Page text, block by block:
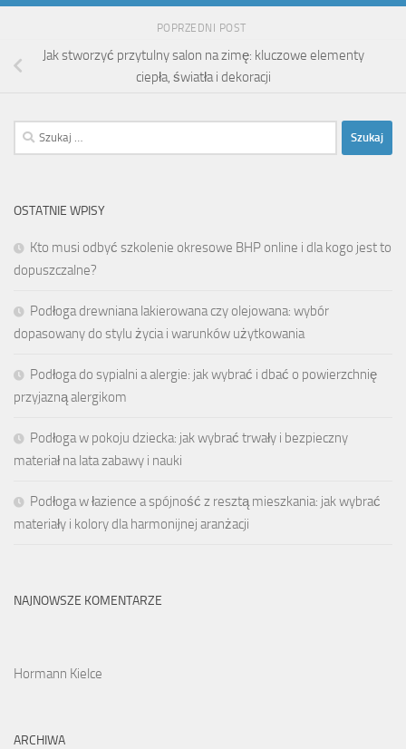
POPRZEDNI POST
Jak stworzyć przytulny salon na zimę: kluczowe elementy
ciepła, światła i dekoracji
Szukaj:
OSTATNIE WPISY
Kto musi odbyć szkolenie okresowe BHP online i dla kogo jest to
dopuszczalne?
Podłoga drewniana lakierowana czy olejowana: wybór
dopasowany do stylu życia i warunków użytkowania
Podłoga do sypialni a alergie: jak wybrać i dbać o powierzchnię
przyjazną alergikom
Podłoga w pokoju dziecka: jak wybrać trwały i bezpieczny
materiał na lata zabawy i nauki
Podłoga w łazience a spójność z resztą mieszkania: jak wybrać
materiały i kolory dla harmonijnej aranżacji
NAJNOWSZE KOMENTARZE
Hormann Kielce
ARCHIWA